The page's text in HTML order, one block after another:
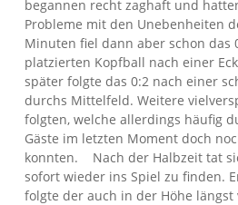
begannen recht zaghaft und
Probleme mit den Unebenheiten
Minuten fiel dann aber schon das
platzierten Kopfball nach einer
später folgte das 0:2 nach einer
durchs Mittelfeld. Weitere
folgten, welche allerdings häufig
Gäste im letzten Moment doch
konnten. Nach der Halbzeit tat
sofort wieder ins Spiel zu finden.
folgte der auch in der Höhe